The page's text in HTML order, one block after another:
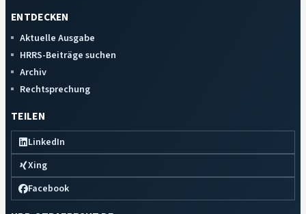
ENTDECKEN
Aktuelle Ausgabe
HRRS-Beiträge suchen
Archiv
Rechtsprechung
TEILEN
LinkedIn
Xing
Facebook